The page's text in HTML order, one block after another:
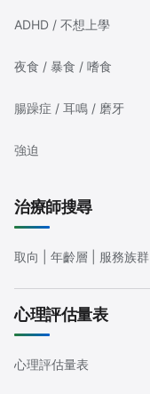
ADHD / 不想上學
夜食 / 暴食 / 嗜食
腸躁症 / 耳鳴 / 磨牙
強迫
治療師搜尋
取向 | 年齡層 | 服務族群
心理評估量表
心理評估量表